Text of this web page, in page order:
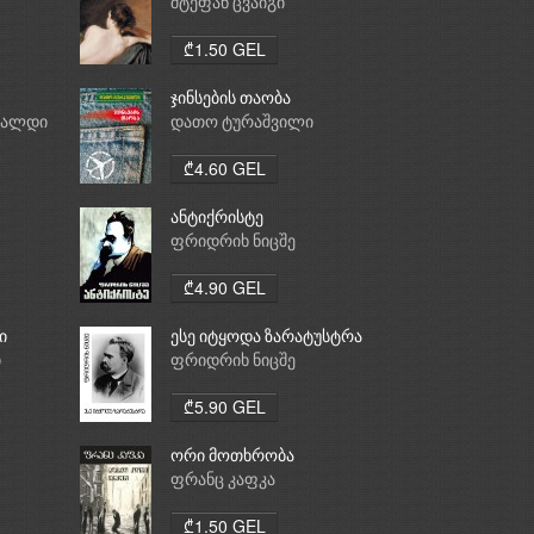
საათი
შტეფან ცვაიგი
₾1.50 GEL
ჯინსების თაობა
დათო ტურაშვილი
₾4.60 GEL
ანტიქრისტე
ფრიდრიხ ნიცშე
₾4.90 GEL
ესე იტყოდა ზარატუსტრა
ფრიდრიხ ნიცშე
₾5.90 GEL
ორი მოთხრობა
ფრანც კაფკა
₾1.50 GEL